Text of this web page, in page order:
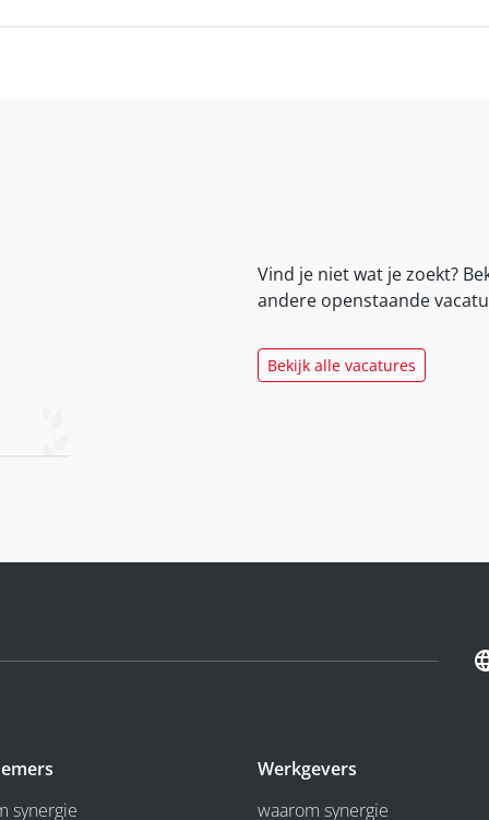
Vind je niet wat je zoekt?
andere openstaande
Bekijk alle vacatures
synergie
Werkgevers
waarom synergie